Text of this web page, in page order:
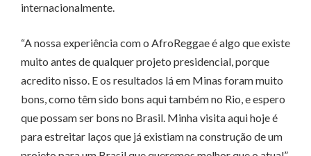
internacionalmente.
“A nossa experiência com o AfroReggae é algo que existe
muito antes de qualquer projeto presidencial, porque
acredito nisso. E os resultados lá em Minas foram muito
bons, como têm sido bons aqui também no Rio, e espero
que possam ser bons no Brasil. Minha visita aqui hoje é
para estreitar laços que já existiam na construção de um